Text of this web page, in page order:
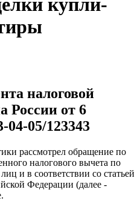
купли-
налоговой
России от 6
04-05/123343
рассмотрел обращение по
налогового вычета по
и в соответствии со статьей
Федерации (далее -